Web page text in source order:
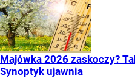
Majówka 2026 zaskoczy?
Synoptyk ujawnia